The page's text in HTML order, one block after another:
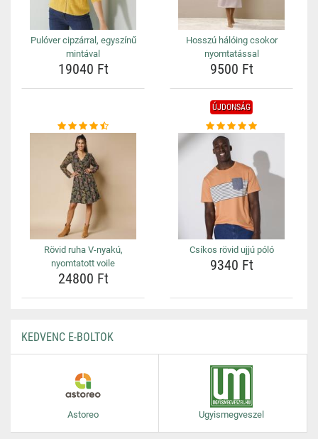
Pulóver cipzárral, egyszínű
mintával
19040 Ft
Hosszú hálóing csokor
nyomtatással
9500 Ft
Rövid ruha V-nyakú,
nyomtatott voile
24800 Ft
ÚJDONSÁG
Csíkos rövid ujjú póló
9340 Ft
KEDVENC E-BOLTOK
Astoreo Ugyismegveszel